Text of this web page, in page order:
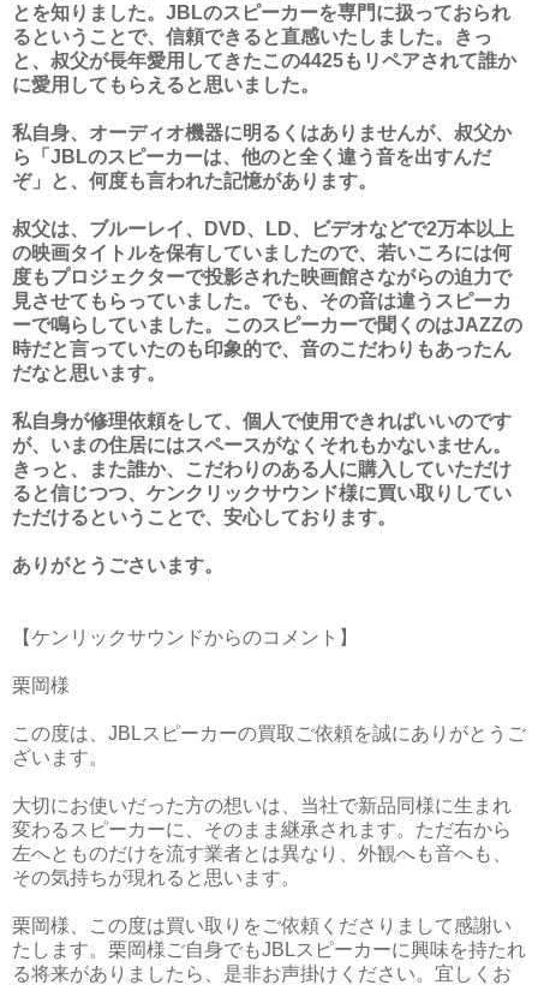
とを知りました。JBLのスピーカーを専門に扱っておられ
るということで、信頼できると直感いたしました。きっ
と、叔父が長年愛用してきたこの4425もリペアされて誰か
に愛用してもらえると思いました。
私自身、オーディオ機器に明るくはありませんが、叔父か
ら「JBLのスピーカーは、他のと全く違う音を出すんだ
ぞ」と、何度も言われた記憶があります。
叔父は、ブルーレイ、DVD、LD、ビデオなどで2万本以上
の映画タイトルを保有していましたので、若いころには何
度もプロジェクターで投影された映画館さながらの迫力で
見させてもらっていました。でも、その音は違うスピーカ
ーで鳴らしていました。このスピーカーで聞くのはJAZZの
時だと言っていたのも印象的で、音のこだわりもあったん
だなと思います。
私自身が修理依頼をして、個人で使用できればいいのです
が、いまの住居にはスペースがなくそれもかないません。
きっと、また誰か、こだわりのある人に購入していただけ
ると信じつつ、ケンクリックサウンド様に買い取りしてい
ただけるということで、安心しております。
ありがとうごさいます。
【ケンリックサウンドからのコメント】
栗岡様
この度は、JBLスピーカーの買取ご依頼を誠にありがとうご
ざいます。
大切にお使いだった方の想いは、当社で新品同様に生まれ
変わるスピーカーに、そのまま継承されます。ただ右から
左へとものだけを流す業者とは異なり、外観へも音へも、
その気持ちが現れると思います。
栗岡様、この度は買い取りをご依頼くださりまして感謝い
たします。栗岡様ご自身でもJBLスピーカーに興味を持たれ
る将来がありましたら、是非お声掛けください。宜しくお